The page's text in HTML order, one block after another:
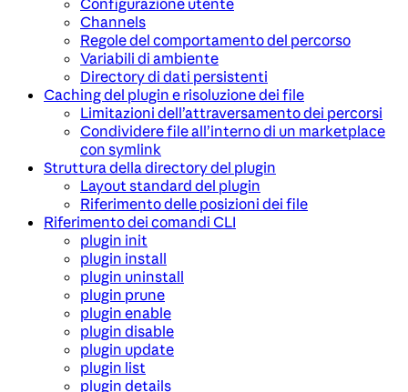
Channels
Regole del comportamento del percorso
Variabili di ambiente
Directory di dati persistenti
Caching del plugin e risoluzione dei file
Limitazioni dell’attraversamento dei percorsi
Condividere file all’interno di un marketplace
con symlink
Struttura della directory del plugin
Layout standard del plugin
Riferimento delle posizioni dei file
Riferimento dei comandi CLI
plugin init
plugin install
plugin uninstall
plugin prune
plugin enable
plugin disable
plugin update
plugin list
plugin details